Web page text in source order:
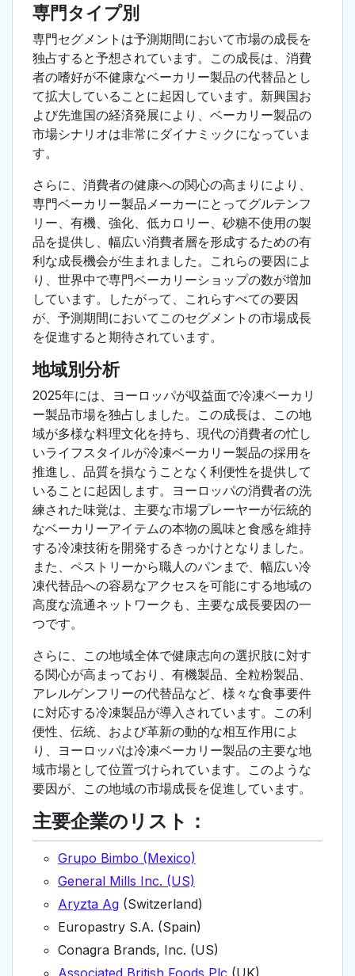
専門タイプ別
専門セグメントは予測期間において市場の成長を
独占すると予想されています。この成長は、消費
者の嗜好が不健康なベーカリー製品の代替品とし
て拡大していることに起因しています。新興国お
よび先進国の経済発展により、ベーカリー製品の
市場シナリオは非常にダイナミックになっていま
す。
さらに、消費者の健康への関心の高まりにより、
専門ベーカリー製品メーカーにとってグルテンフ
リー、有機、強化、低カロリー、砂糖不使用の製
品を提供し、幅広い消費者層を形成するための有
利な成長機会が生まれました。これらの要因によ
り、世界中で専門ベーカリーショップの数が増加
しています。したがって、これらすべての要因
が、予測期間においてこのセグメントの市場成長
を促進すると期待されています。
地域別分析
2025年には、ヨーロッパが収益面で冷凍ベーカリ
ー製品市場を独占しました。この成長は、この地
域が多様な料理文化を持ち、現代の消費者の忙し
いライフスタイルが冷凍ベーカリー製品の採用を
推進し、品質を損なうことなく利便性を提供して
いることに起因します。ヨーロッパの消費者の洗
練された味覚は、主要な市場プレーヤーが伝統的
なベーカリーアイテムの本物の風味と食感を維持
する冷凍技術を開発するきっかけとなりました。
また、ペストリーから職人のパンまで、幅広い冷
凍代替品への容易なアクセスを可能にする地域の
高度な流通ネットワークも、主要な成長要因の一
つです。
さらに、この地域全体で健康志向の選択肢に対す
る関心が高まっており、有機製品、全粒粉製品、
アレルゲンフリーの代替品など、様々な食事要件
に対応する冷凍製品が導入されています。この利
便性、伝統、および革新の動的な相互作用によ
り、ヨーロッパは冷凍ベーカリー製品の主要な地
域市場として位置づけられています。このような
要因が、この地域の市場成長を促進しています。
主要企業のリスト：
Grupo Bimbo (Mexico)
General Mills Inc. (US)
Aryzta Ag (Switzerland)
Europastry S.A. (Spain)
Conagra Brands, Inc. (US)